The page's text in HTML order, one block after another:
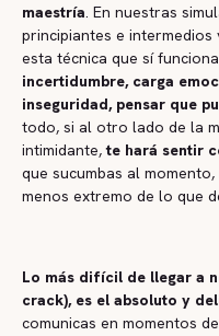
maestría. En nuestras
principiantes e intermedios
esta técnica que sí
incertidumbre, carga
inseguridad, pensar que
todo, si al otro lado de la
intimidante,te hará sentir
que sucumbas al
menos extremo de lo que
Lo más difícil de llegar a
crack), es el absoluto y
comunicas en momentos